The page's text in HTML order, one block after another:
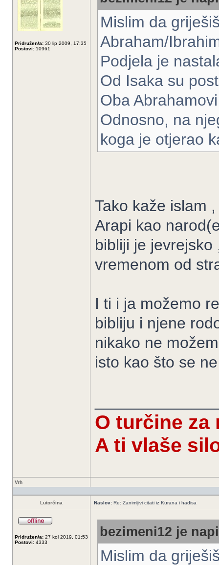
Pridružen/a: 30 lip 2009, 17:35
Postovi: 10961
Mislim da
Abraham/
Podjela je
Od Isaka su
Oba
Odnosno, na
koga je otjerao
Tako kaže islam
Arapi kao
bibliji je
vremenom od
I ti i ja možemo
bibliju i njene
nikako ne
isto kao što se
O turčine za
A ti vlaše
Vrh
Lutorčina Naslov: Re: Zanimljivi citati iz Kurana i hadisa
Pridružen/a: 27 kol 2019, 01:53
Postovi: 4333
bezimeni12 je
Mislim da